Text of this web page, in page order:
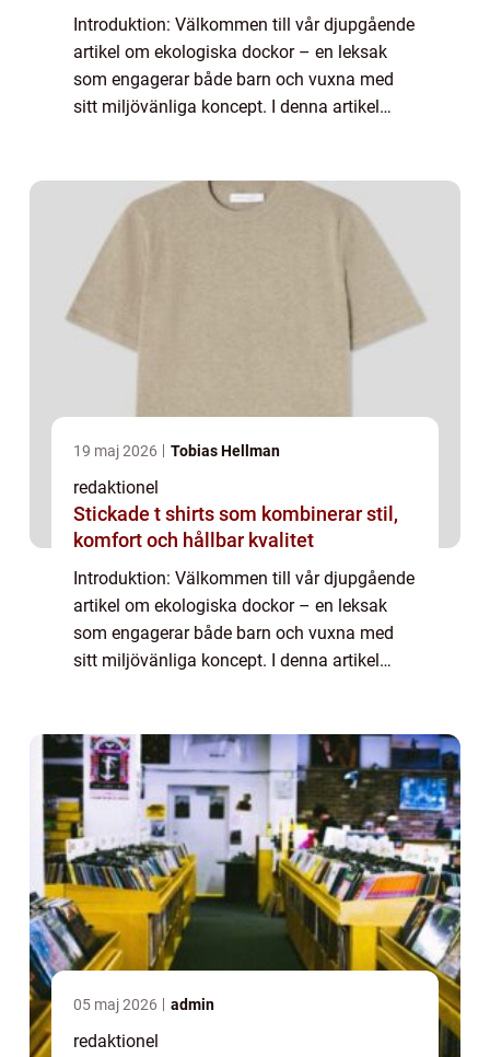
Introduktion: Välkommen till vår djupgående
artikel om ekologiska dockor – en leksak
som engagerar både barn och vuxna med
sitt miljövänliga koncept. I denna artikel
19 maj 2026 Tobias Hellman
redaktionel
Stickade t shirts som kombinerar stil,
komfort och hållbar kvalitet
Introduktion: Välkommen till vår djupgående
artikel om ekologiska dockor – en leksak
som engagerar både barn och vuxna med
sitt miljövänliga koncept. I denna artikel
05 maj 2026 admin
redaktionel